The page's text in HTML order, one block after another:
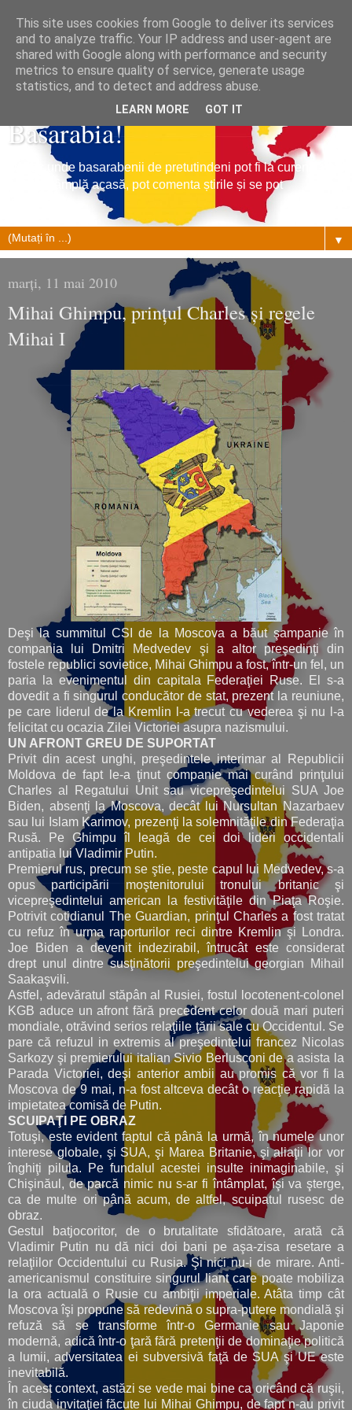
Tribuna Basarabiei, Stiri din
Basarabia!
Un loc unde basarabenii de pretutindeni pot fi la curent cu
ce se întâmplă acasă, pot comenta știrile și se pot
▼
marți, 11 mai 2010
Mihai Ghimpu, prințul Charles și regele
Mihai I
Deşi la summitul CSI de la Moscova a băut şampanie în
compania lui Dmitri Medvedev şi a altor preşedinţi din
fostele republici sovietice, Mihai Ghimpu a fost, într-un fel, un
paria la evenimentul din capitala Federaţiei Ruse. El s-a
dovedit a fi singurul conducător de stat, prezent la reuniune,
pe care liderul de la Kremlin l-a trecut cu vederea şi nu l-a
felicitat cu ocazia Zilei Victoriei asupra nazismului.
UN AFRONT GREU DE SUPORTAT
Privit din acest unghi, preşedintele interimar al Republicii
Moldova de fapt le-a ţinut companie mai curând prinţului
Charles al Regatului Unit sau vicepreşedintelui SUA Joe
Biden, absenţi la Moscova, decât lui Nursultan Nazarbaev
sau lui Islam Karimov, prezenţi la solemnităţile din Federaţia
Rusă. Pe Ghimpu îl leagă de cei doi lideri occidentali
antipatia lui Vladimir Putin.
Premierul rus, precum se ştie, peste capul lui Medvedev, s-a
opus participării moştenitorului tronului britanic şi
vicepreşedintelui american la festivităţile din Piaţa Roşie.
Potrivit cotidianul The Guardian, prinţul Charles a fost tratat
cu refuz în urma raporturilor reci dintre Kremlin şi Londra.
Joe Biden a devenit indezirabil, întrucât este considerat
drept unul dintre susţinătorii preşedintelui georgian Mihail
Saakaşvili.
Astfel, adevăratul stăpân al Rusiei, fostul locotenent-colonel
KGB aduce un afront fără precedent celor două mari puteri
mondiale, otrăvind serios relaţiile ţării sale cu Occidentul. Se
pare că refuzul in extremis al preşedintelui francez Nicolas
Sarkozy şi premierului italian Sivio Berlusconi de a asista la
Parada Victoriei, deşi anterior ambii au promis că vor fi la
Moscova de 9 mai, n-a fost altceva decât o reacţie rapidă la
impietatea comisă de Putin.
SCUIPAŢI PE OBRAZ
Totuşi, este evident faptul că până la urmă, în numele unor
interese globale, şi SUA, şi Marea Britanie, şi aliaţii lor vor
înghiţi pilula. Pe fundalul acestei insulte inimaginabile, şi
Chişinăul, de parcă nimic nu s-ar fi întâmplat, îşi va şterge,
ca de multe ori până acum, de altfel, scuipatul rusesc de
obraz.
Gestul batjocoritor, de o brutalitate sfidătoare, arată că
Vladimir Putin nu dă nici doi bani pe aşa-zisa resetare a
relaţiilor Occidentului cu Rusia. Şi nici nu-i de mirare. Anti-
americanismul constituire singurul liant care poate mobiliza
la ora actuală o Rusie cu ambiţii imperiale. Atâta timp cât
Moscova îşi propune să redevină o supra-putere mondială şi
refuză să se transforme într-o Germanie sau Japonie
modernă, adică într-o ţară fără pretenţii de dominaţie politică
a lumii, adversitatea ei subversivă faţă de SUA şi UE este
inevitabilă.
În acest context, astăzi se vede mai bine ca oricând că ruşii,
în ciuda invitaţiei făcute lui Mihai Ghimpu, de fapt n-au privit
This site uses cookies from Google to deliver its services
and to analyze traffic. Your IP address and user-agent are
shared with Google along with performance and security
metrics to ensure quality of service, generate usage
statistics, and to detect and address abuse.
LEARN MORE GOT IT